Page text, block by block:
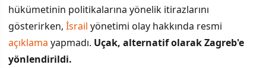
hükümetinin politikalarına yönelik itirazlarını
gösterirken, İsrail yönetimi olay hakkında resmi
açıklama yapmadı. Uçak, alternatif olarak Zagreb'e
yönlendirildi.